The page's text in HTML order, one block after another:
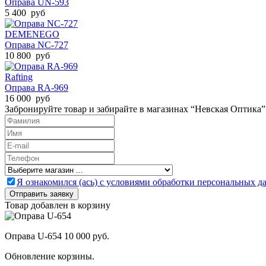
Оправа UN-593
5 400 руб
DEMENEGO
Оправа NC-727
10 800 руб
Rafting
Оправа RA-969
16 000 руб
Забронируйте товар и забирайте в магазинах “Невская Оптика”
Я ознакомился (ась) с условиями обработки персональных
Товар добавлен в корзину
Оправа U-654 10 000 руб.
Обновление корзины.